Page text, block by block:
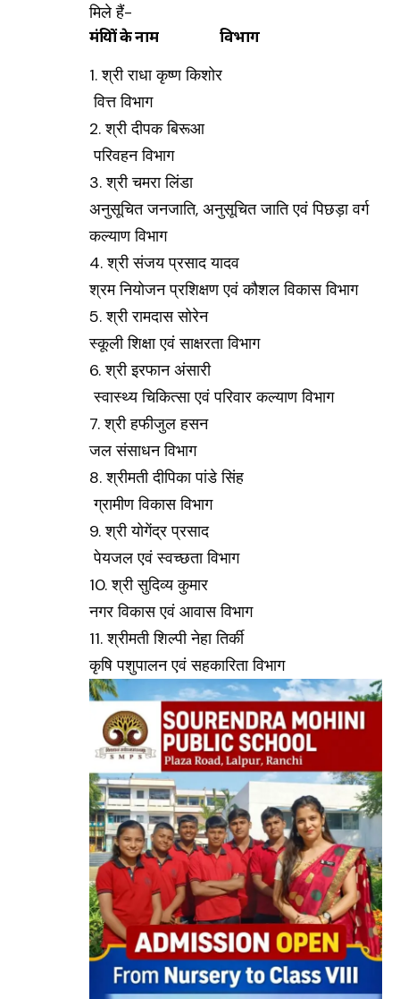
मिले हैं-
मंत्रियों के नाम ‌ विभाग
1. श्री राधा कृष्ण किशोर
वित्त विभाग
2. श्री दीपक बिरूआ
परिवहन विभाग
3. श्री चमरा लिंडा
अनुसूचित जनजाति, अनुसूचित जाति एवं पिछड़ा वर्ग
कल्याण विभाग
4. श्री संजय प्रसाद यादव
श्रम नियोजन प्रशिक्षण एवं कौशल विकास विभाग
5. श्री रामदास सोरेन
स्कूली शिक्षा एवं साक्षरता विभाग
6. श्री इरफान अंसारी
स्वास्थ्य चिकित्सा एवं परिवार कल्याण विभाग
7. श्री हफीजुल हसन
जल संसाधन विभाग
8. श्रीमती दीपिका पांडे सिंह
ग्रामीण विकास विभाग
9. श्री योगेंद्र प्रसाद
पेयजल एवं स्वच्छता विभाग
10. श्री सुदिव्य कुमार
नगर विकास एवं आवास विभाग
11. श्रीमती शिल्पी नेहा तिर्की
कृषि पशुपालन एवं सहकारिता विभाग